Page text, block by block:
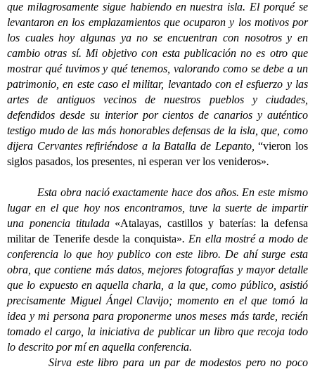
que milagrosamente sigue habiendo en nuestra isla. El porqué se
levantaron en los emplazamientos que ocuparon y los motivos por
los cuales hoy algunas ya no se encuentran con nosotros y en
cambio otras sí. Mi objetivo con esta publicación no es otro que
mostrar qué tuvimos y qué tenemos, valorando como se debe a un
patrimonio, en este caso el militar, levantado con el esfuerzo y las
artes de antiguos vecinos de nuestros pueblos y ciudades,
defendidos desde su interior por cientos de canarios y auténtico
testigo mudo de las más honorables defensas de la isla, que, como
dijera Cervantes refiriéndose a la Batalla de Lepanto,“vieron los
siglos pasados, los presentes, ni esperan ver los venideros».
Esta obra nació exactamente hace dos años. En este mismo
lugar en el que hoy nos encontramos, tuve la suerte de impartir
una ponencia titulada «Atalayas, castillos y baterías: la defensa
militar de Tenerife desde la conquista». En ella mostré a modo de
conferencia lo que hoy publico con este libro. De ahí surge esta
obra, que contiene más datos, mejores fotografías y mayor detalle
que lo expuesto en aquella charla, a la que, como público, asistió
precisamente Miguel Ángel Clavijo; momento en el que tomó la
idea y mi persona para proponerme unos meses más tarde, recién
tomado el cargo, la iniciativa de publicar un libro que recoja todo
lo descrito por mí en aquella conferencia.
Sirva este libro para un par de modestos pero no poco